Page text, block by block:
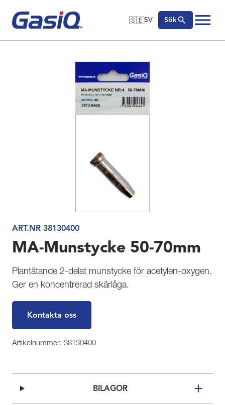
Hoppa till innehåll
🇸🇪SV
🇬🇧English
🇸🇪Svenska
Sök
ART.NR 38130400
MA-Munstycke 50-70mm
Plantätande 2-delat munstycke för acetylen-oxygen.
Ger en koncentrerad skärlåga.
Kontakta oss
Artikelnummer: 38130400
BILAGOR